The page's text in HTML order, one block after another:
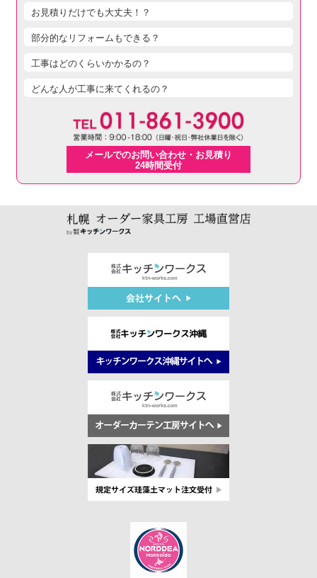
お見積りだけでも大丈夫！？
部分的なリフォームもできる？
工事はどのくらいかかるの？
どんな人が工事に来てくれるの？
メールでのお問い合わせ・お見積り
24時間受付